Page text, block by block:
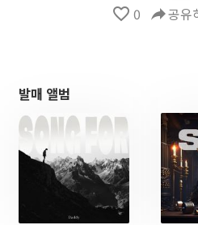
favorite_border 0 reply공유
발매 앨범